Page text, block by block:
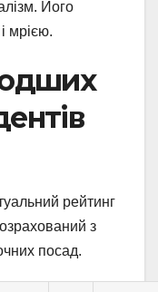
Його
мрією.
рейтинг
з
посад.